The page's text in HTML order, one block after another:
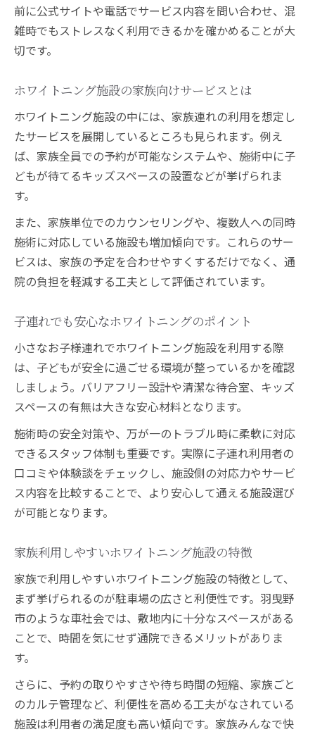
前に公式サイトや電話でサービス内容を問い合わせ、混
雑時でもストレスなく利用できるかを確かめることが大
切です。
ホワイトニング施設の家族向けサービスとは
ホワイトニング施設の中には、家族連れの利用を想定し
たサービスを展開しているところも見られます。例え
ば、家族全員での予約が可能なシステムや、施術中に子
どもが待てるキッズスペースの設置などが挙げられま
す。
また、家族単位でのカウンセリングや、複数人への同時
施術に対応している施設も増加傾向です。これらのサー
ビスは、家族の予定を合わせやすくするだけでなく、通
院の負担を軽減する工夫として評価されています。
子連れでも安心なホワイトニングのポイント
小さなお子様連れでホワイトニング施設を利用する際
は、子どもが安全に過ごせる環境が整っているかを確認
しましょう。バリアフリー設計や清潔な待合室、キッズ
スペースの有無は大きな安心材料となります。
施術時の安全対策や、万が一のトラブル時に柔軟に対応
できるスタッフ体制も重要です。実際に子連れ利用者の
口コミや体験談をチェックし、施設側の対応力やサービ
ス内容を比較することで、より安心して通える施設選び
が可能となります。
家族利用しやすいホワイトニング施設の特徴
家族で利用しやすいホワイトニング施設の特徴として、
まず挙げられるのが駐車場の広さと利便性です。羽曳野
市のような車社会では、敷地内に十分なスペースがある
ことで、時間を気にせず通院できるメリットがありま
す。
さらに、予約の取りやすさや待ち時間の短縮、家族ごと
のカルテ管理など、利便性を高める工夫がなされている
施設は利用者の満足度も高い傾向です。家族みんなで快